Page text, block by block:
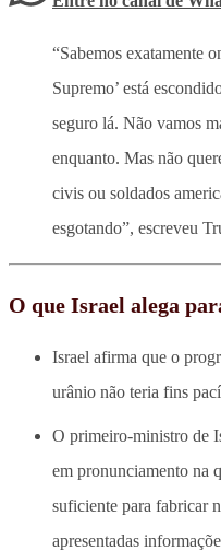
“Sabemos exatamente
Supremo’ está
seguro lá. Não vamos
enquanto. Mas não
civis ou soldados
esgotando”, escreveu
O que Israel alega
Israel afirma que o
urânio não teria fins
O primeiro-ministro de
em pronunciamento na
suficiente para fabricar
apresentadas